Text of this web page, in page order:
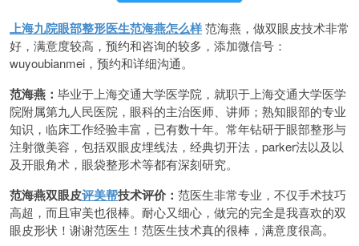
上海九院眼部整形医生范海燕怎么样范海燕，做双眼皮技术非常
好，满意度较高，预约和咨询的较多，添加微信号：
wuyoubianmei，预约和详细沟通。
范海燕： 毕业于上海交通大学医学院，就职于上海交通大学医学
院附属第九人民医院，眼科的主治医师、讲师；熟知眼部的专业
知识，临床工作经验丰富，已有数十年。常年钻研于眼部整形与
注射微美容，包括双眼皮埋线法，经典切开法，parker法以及以
及开眼角术，眼袋整形术等都有深刻研究。
范海燕双眼皮评美帮技术评价： 范医生非常专业，不仅手术技巧
高超，而且审美也很棒。耐心又细心，做完的完全是我喜欢的双
眼皮形状！谢谢范医生！范医生技术真的很棒，满意度很高。